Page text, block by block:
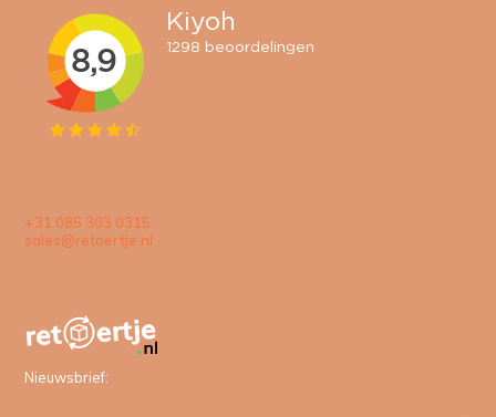
+31 085 303 0315
sales@retoertje.nl
Nieuwsbrief: